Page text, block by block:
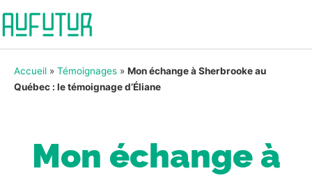
Accueil » Témoignages » Mon échange à Sherbrooke au
Québec : le témoignage d’Éliane
Mon échange à